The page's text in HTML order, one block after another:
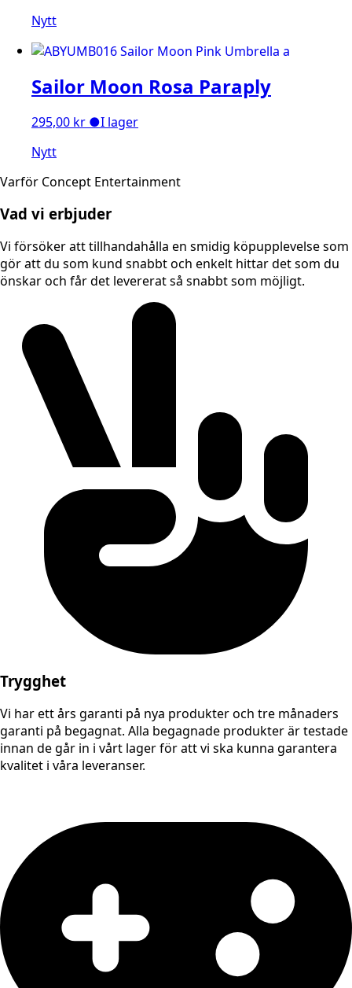
Nytt
Sailor Moon Rosa Paraply
295,00 kr ●I lager
Nytt
Varför Concept Entertainment
Vad vi erbjuder
Vi försöker att tillhandahålla en smidig köpupplevelse som
gör att du som kund snabbt och enkelt hittar det som du
önskar och får det levererat så snabbt som möjligt.
Trygghet
Vi har ett års garanti på nya produkter och tre månaders
garanti på begagnat. Alla begagnade produkter är testade
innan de går in i vårt lager för att vi ska kunna garantera
kvalitet i våra leveranser.